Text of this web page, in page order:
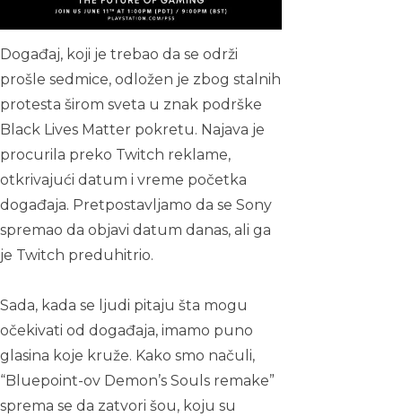
Događaj, koji je trebao da se održi
prošle sedmice, odložen je zbog stalnih
protesta širom sveta u znak podrške
Black Lives Matter pokretu. Najava je
procurila preko Twitch reklame,
otkrivajući datum i vreme početka
događaja. Pretpostavljamo da se Sony
spremao da objavi datum danas, ali ga
je Twitch preduhitrio.
Sada, kada se ljudi pitaju šta mogu
očekivati od događaja, imamo puno
glasina koje kruže. Kako smo načuli,
“Bluepoint-ov Demon’s Souls remake”
sprema se da zatvori šou, koju su